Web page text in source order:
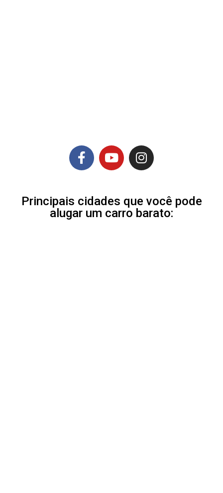
Principais cidades que você pode
alugar um carro barato: